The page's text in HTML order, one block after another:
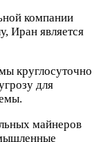
компании
Иран является
круглосуточно
для
майнеров